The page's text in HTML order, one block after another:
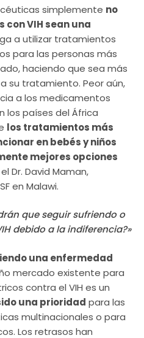
simplemente no
con VIH sean una
a utilizar tratamientos
para las personas más
haciendo que sea más
su tratamiento. Peor aún,
a los medicamentos
los países del África
los tratamientos más
en bebés y niños
mejores opciones
Dr. David Maman,
en Malawi.
que seguir sufriendo o
debido a la indiferencia?»
una enfermedad
mercado existente para
contra el VIH es un
una prioridad para las
multinacionales o para
Los retrasos han